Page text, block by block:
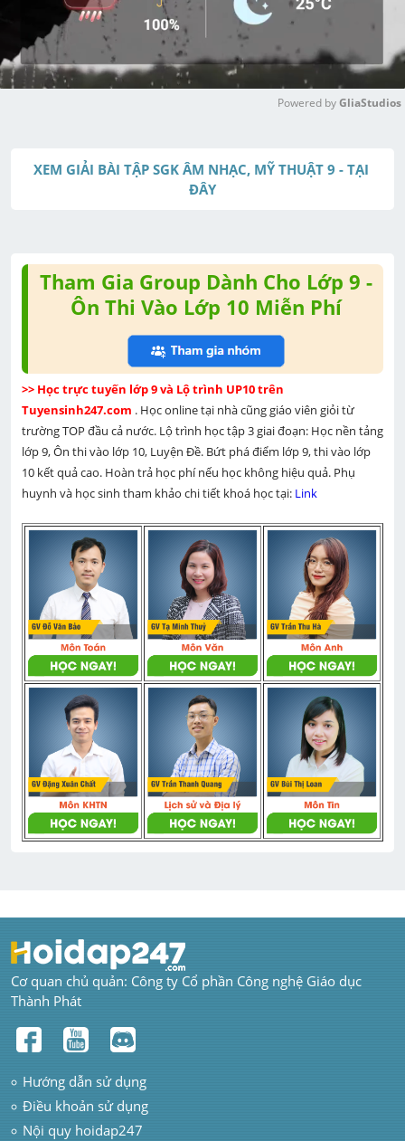
t
Powered by GliaStudios
XEM GIẢI BÀI TẬP SGK ÂM NHẠC, MỸ THUẬT 9 - TẠI
ĐÂY
Tham Gia Group Dành Cho Lớp 9 -
Ôn Thi Vào Lớp 10 Miễn Phí
>> Học trực tuyến lớp 9 và Lộ trình UP10 trên
Tuyensinh247.com . Học online tại nhà cũng giáo viên giỏi từ
trường TOP đầu cả nước. Lộ trình học tập 3 giai đoạn: Học nền tảng
lớp 9, Ôn thi vào lớp 10, Luyện Đề. Bứt phá điểm lớp 9, thi vào lớp
10 kết quả cao. Hoàn trả học phí nếu học không hiệu quả. Phụ
huynh và học sinh tham khảo chi tiết khoá học tại: Link
Cơ quan chủ quản: Công ty Cổ phần Công nghệ Giáo dục
Thành Phát
Hướng dẫn sử dụng
Điều khoản sử dụng
Nội quy hoidap247